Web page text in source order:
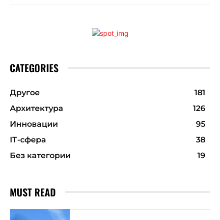
CATEGORIES
Другое
181
Архитектура
126
Инновации
95
ІТ-сфера
38
Без категории
19
MUST READ